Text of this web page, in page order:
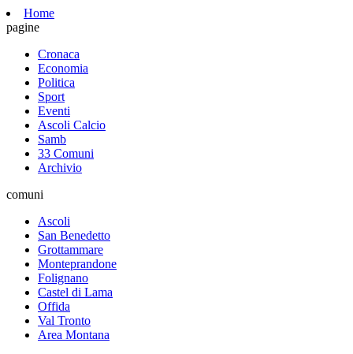
Home
pagine
Cronaca
Economia
Politica
Sport
Eventi
Ascoli Calcio
Samb
33 Comuni
Archivio
comuni
Ascoli
San Benedetto
Grottammare
Monteprandone
Folignano
Castel di Lama
Offida
Val Tronto
Area Montana